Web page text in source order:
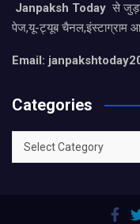
Janpaksh Today से
पेज,यू-ट्यूब चैनल,इंस्टाग्राम
Email:
Categories
Categories